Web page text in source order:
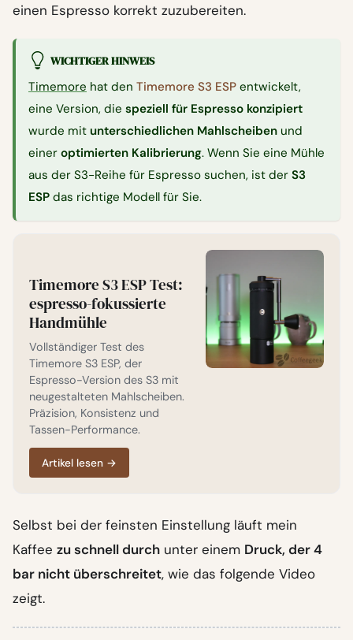
einen Espresso korrekt zuzubereiten.
WICHTIGER HINWEIS
Timemore hat den Timemore S3 ESP entwickelt,
eine Version, die speziell für Espresso konzipiert
wurde mit unterschiedlichen Mahlscheiben und
einer optimierten Kalibrierung. Wenn Sie eine Mühle
aus der S3-Reihe für Espresso suchen, ist der S3
ESP das richtige Modell für Sie.
Timemore S3 ESP Test:
espresso-fokussierte
Handmühle
Vollständiger Test des
Timemore S3 ESP, der
Espresso-Version des S3 mit
neugestalteten Mahlscheiben.
Präzision, Konsistenz und
Tassen-Performance.
Artikel lesen →
Selbst bei der feinsten Einstellung läuft mein
Kaffee zu schnell durch unter einem Druck, der 4
bar nicht überschreitet, wie das folgende Video
zeigt.